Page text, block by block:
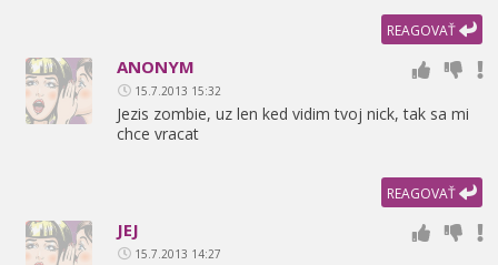
REAGOVAŤ
ANONYM
15.7.2013 15:32
Jezis zombie, uz len ked vidim tvoj nick, tak sa mi
chce vracat
REAGOVAŤ
JEJ
15.7.2013 14:27